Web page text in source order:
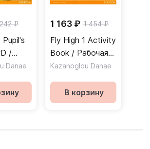
₽
Pupil's
/
CD
Danae
1 163 ₽ 1 454 ₽
Fly High 1 Activity
Book / Рабочая
тетрадь
Kazanoglou Danae
В корзину